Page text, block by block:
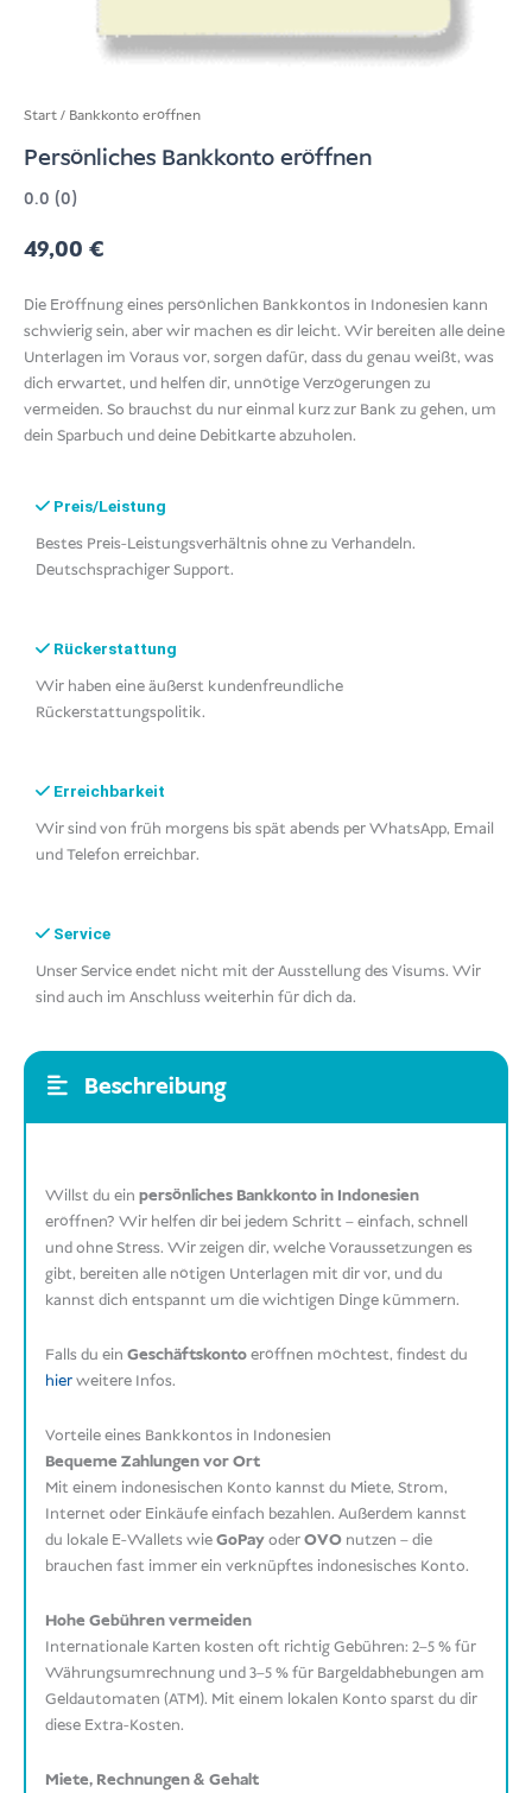
Start/ Bankkonto eröffnen
Persönliches Bankkonto eröffnen
0.0 (0)
49,00 €
Die Eröffnung eines persönlichen Bankkontos in Indonesien kann
schwierig sein, aber wir machen es dir leicht. Wir bereiten alle deine
Unterlagen im Voraus vor, sorgen dafür, dass du genau weißt, was
dich erwartet, und helfen dir, unnötige Verzögerungen zu
vermeiden. So brauchst du nur einmal kurz zur Bank zu gehen, um
dein Sparbuch und deine Debitkarte abzuholen.
Preis/Leistung
Bestes Preis-Leistungsverhältnis ohne zu Verhandeln.
Deutschsprachiger Support.
Rückerstattung
Wir haben eine äußerst kundenfreundliche
Rückerstattungspolitik.
Erreichbarkeit
Wir sind von früh morgens bis spät abends per WhatsApp, Email
und Telefon erreichbar.
Service
Unser Service endet nicht mit der Ausstellung des Visums. Wir
sind auch im Anschluss weiterhin für dich da.
Beschreibung
Willst du einpersönliches Bankkonto in Indonesien
eröffnen? Wir helfen dir bei jedem Schritt – einfach, schnell
und ohne Stress. Wir zeigen dir, welche Voraussetzungen es
gibt, bereiten alle nötigen Unterlagen mit dir vor, und du
kannst dich entspannt um die wichtigen Dinge kümmern.
Falls du einGeschäftskontoeröffnen möchtest, findest du
hierweitere Infos.
Vorteile eines Bankkontos in Indonesien
Bequeme Zahlungen vor Ort
Mit einem indonesischen Konto kannst du Miete, Strom,
Internet oder Einkäufe einfach bezahlen. Außerdem kannst
du lokale E-Wallets wieGoPayoderOVO nutzen – die
brauchen fast immer ein verknüpftes indonesisches Konto.
Hohe Gebühren vermeiden
Internationale Karten kosten oft richtig Gebühren: 2–5 % für
Währungsumrechnung und 3–5 % für Bargeldabhebungen am
Geldautomaten (ATM). Mit einem lokalen Konto sparst du dir
diese Extra-Kosten.
Miete, Rechnungen & Gehalt